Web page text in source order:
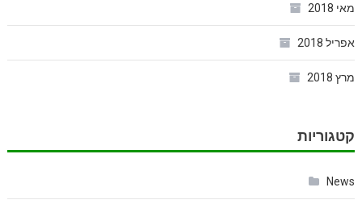
מאי 2018
אפריל 2018
מרץ 2018
קטגוריות
News